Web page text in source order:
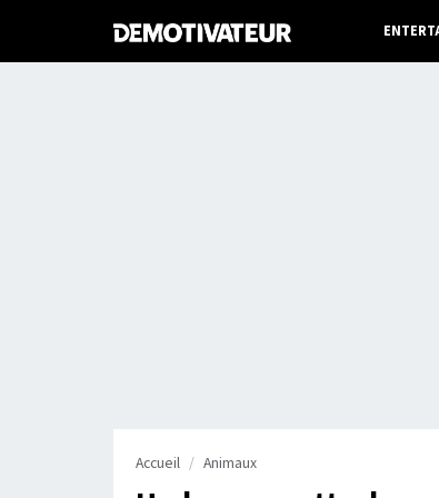
Accueil Animaux